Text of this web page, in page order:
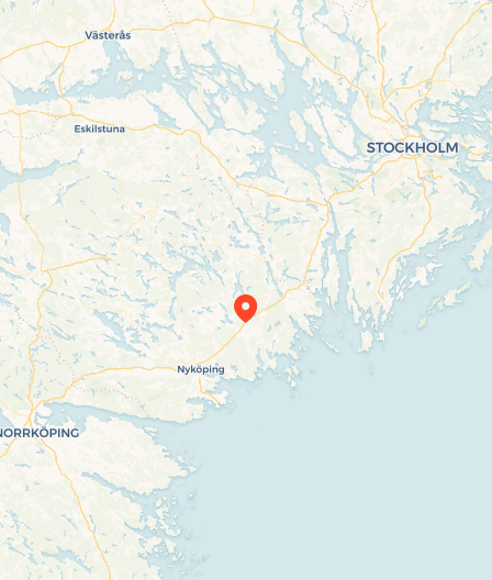
Travelers’ Map is loading…
If you see this after your page is loaded
completely, leafletJS files are missing.